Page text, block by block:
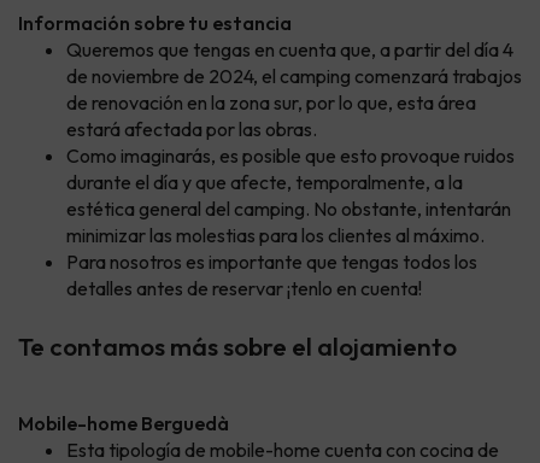
Información sobre tu estancia
Queremos que tengas en cuenta que, a partir del día 4
de noviembre de 2024, el camping comenzará trabajos
de renovación en la zona sur, por lo que, esta área
estará afectada por las obras.
Como imaginarás, es posible que esto provoque ruidos
durante el día y que afecte, temporalmente, a la
estética general del camping. No obstante, intentarán
minimizar las molestias para los clientes al máximo.
Para nosotros es importante que tengas todos los
detalles antes de reservar ¡tenlo en cuenta!
Te contamos más sobre el alojamiento
Mobile-home Berguedà
Esta tipología de mobile-home cuenta con cocina de